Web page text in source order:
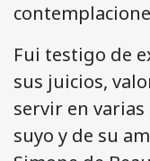
Fui testigo de
sus juicios,
servir en
suyo y de su